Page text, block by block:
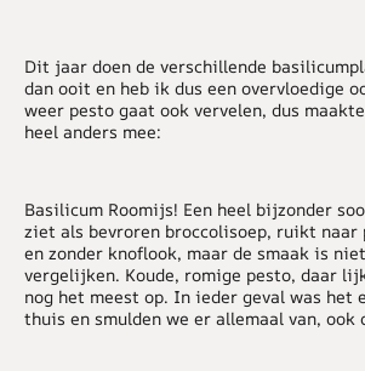
Dit jaar doen de verschillende
dan ooit en heb ik dus een overvloedige
weer pesto gaat ook vervelen, dus
heel anders mee:
Basilicum Roomijs! Een heel bijzonder
ziet als bevroren broccolisoep, ruikt
en zonder knoflook, maar de smaak is
vergelijken. Koude, romige pesto, daar
nog het meest op. In ieder geval was het
thuis en smulden we er allemaal van, ook